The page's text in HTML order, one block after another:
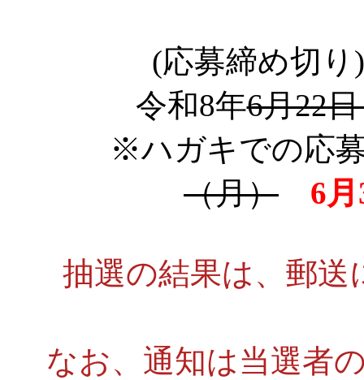
(応募締め切
令和8年6月22
※ハガキでの応募
（月）
6
抽選の結果は、郵送
なお、通知は当選者